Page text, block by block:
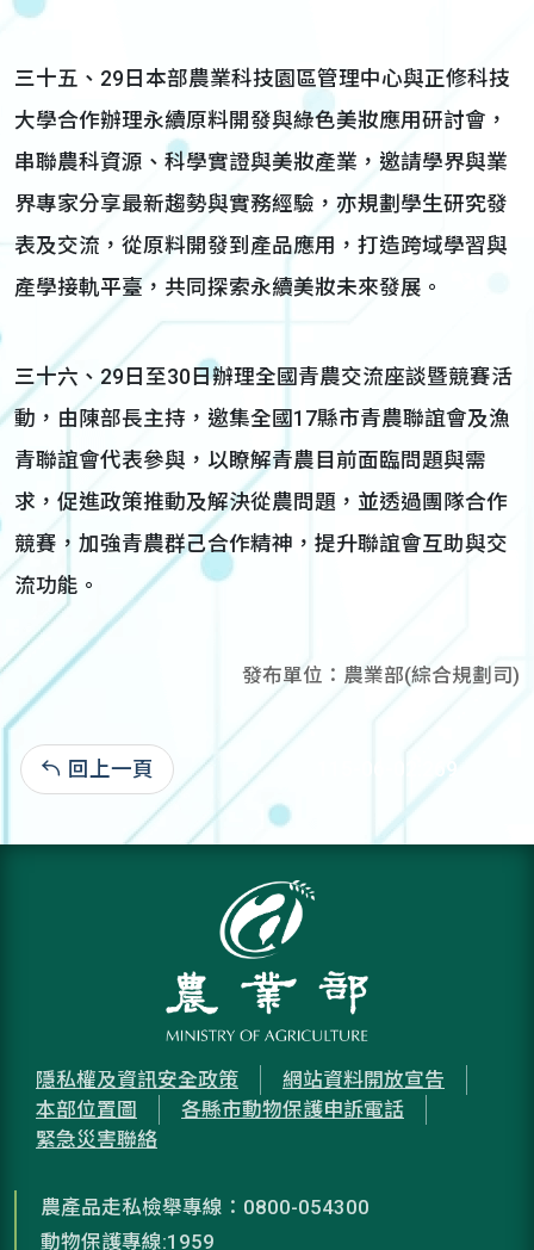
三十五、29日本部農業科技園區管理中心與正修科技
大學合作辦理永續原料開發與綠色美妝應用研討會，
串聯農科資源、科學實證與美妝產業，邀請學界與業
界專家分享最新趨勢與實務經驗，亦規劃學生研究發
表及交流，從原料開發到產品應用，打造跨域學習與
產學接軌平臺，共同探索永續美妝未來發展。
三十六、29日至30日辦理全國青農交流座談暨競賽活
動，由陳部長主持，邀集全國17縣市青農聯誼會及漁
青聯誼會代表參與，以瞭解青農目前面臨問題與需
求，促進政策推動及解決從農問題，並透過團隊合作
競賽，加強青農群己合作精神，提升聯誼會互助與交
流功能。
發布單位：農業部(綜合規劃司)
回上一頁 115-06-02:269
隱私權及資訊安全政策
網站資料開放宣告
本部位置圖
各縣市動物保護申訴電話
緊急災害聯絡
農產品走私檢舉專線：0800-054300
動物保護專線:1959